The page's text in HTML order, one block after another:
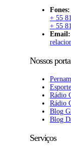
Fones:
+ 55
+ 55
Email:
Nossos
Rádio
Rádio
Blog
Blog
Serviços